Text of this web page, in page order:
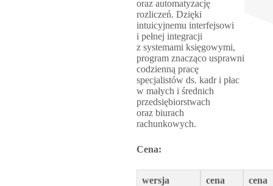
oraz automatyzację
rozliczeń. Dzięki
intuicyjnemu interfejsowi
i pełnej integracji
z systemami księgowymi,
program znacząco usprawni
codzienną pracę
specjalistów ds. kadr i płac
w małych i średnich
przedsiębiorstwach
oraz biurach
rachunkowych.
Cena:
wersja
cena
cena